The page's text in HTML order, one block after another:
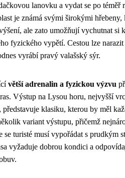
lanovku a vydat se po téměř
je známá svými širokými hřebeny,
ale zato umožňují vychutnat si
fyzického vypětí. Cestou lze
vyrábí pravý valašský sýr.
větší adrenalin a fyzickou výzvu
Výstup na Lysou horu, nejvyšší
klasiku, kterou by měl
variant výstupu, přičemž
turisté musí vypořádat s prudkým
vyžaduje dobrou kondici a